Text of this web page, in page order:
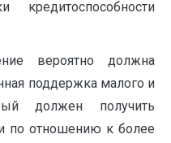
вероятно должна
поддержка малого и
должен получить
по отношению к более